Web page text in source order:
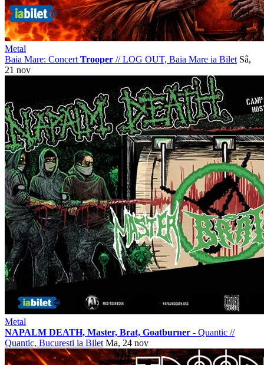
Metal
Baia Mare: Concert Trooper //LOG OUT, Baia Mare ia Bilet Sâ,
21 nov
Metal
NAPALM DEATH, Master, Brat, Goatburner - Quantic //
Quantic, București ia Bilet Ma, 24 nov